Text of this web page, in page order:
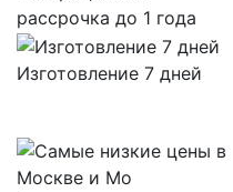
рассрочка до 1 года
Изготовление 7 дней